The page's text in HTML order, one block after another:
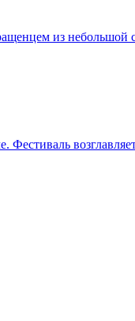
из небольшой
Фестиваль